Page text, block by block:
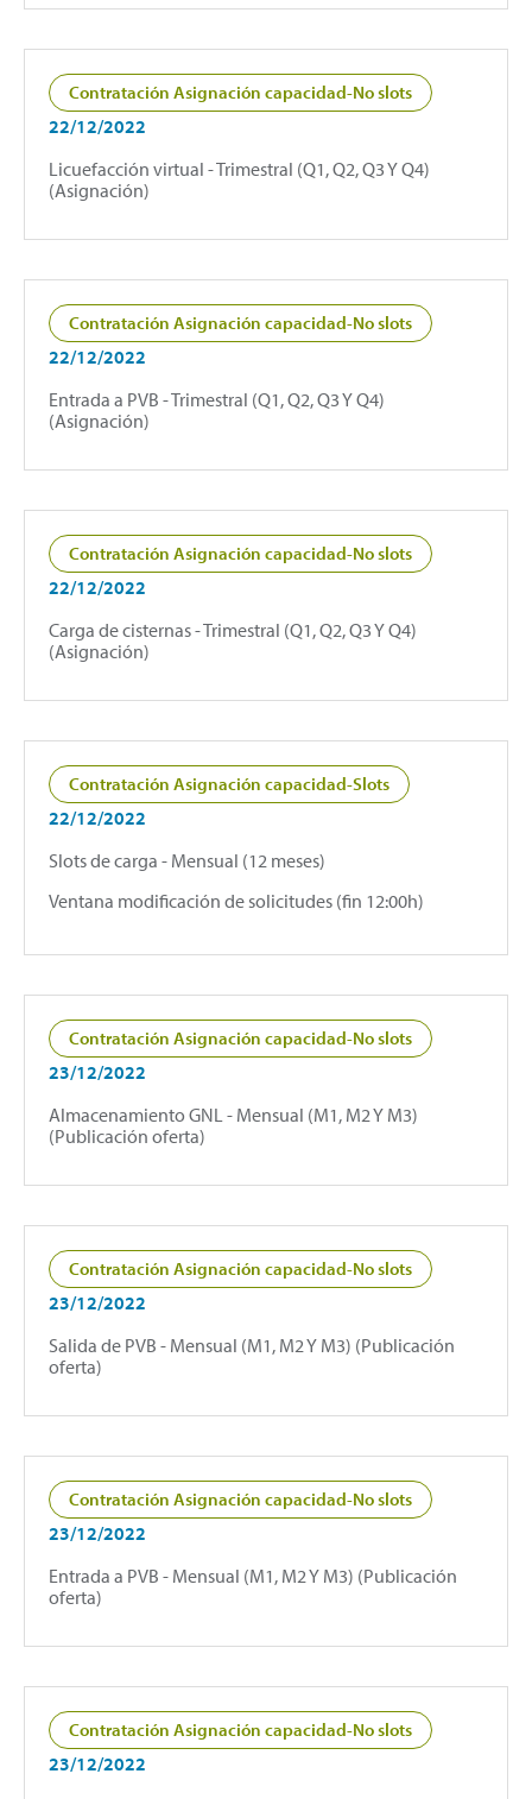
Contratación Asignación capacidad-No slots
22/12/2022
Licuefacción virtual - Trimestral (Q1, Q2, Q3 Y Q4)
(Asignación)
Contratación Asignación capacidad-No slots
22/12/2022
Entrada a PVB - Trimestral (Q1, Q2, Q3 Y Q4)
(Asignación)
Contratación Asignación capacidad-No slots
22/12/2022
Carga de cisternas - Trimestral (Q1, Q2, Q3 Y Q4)
(Asignación)
Contratación Asignación capacidad-Slots
22/12/2022
Slots de carga - Mensual (12 meses)
Ventana modificación de solicitudes (fin 12:00h)
Contratación Asignación capacidad-No slots
23/12/2022
Almacenamiento GNL - Mensual (M1, M2 Y M3)
(Publicación oferta)
Contratación Asignación capacidad-No slots
23/12/2022
Salida de PVB - Mensual (M1, M2 Y M3) (Publicación
oferta)
Contratación Asignación capacidad-No slots
23/12/2022
Entrada a PVB - Mensual (M1, M2 Y M3) (Publicación
oferta)
Contratación Asignación capacidad-No slots
23/12/2022